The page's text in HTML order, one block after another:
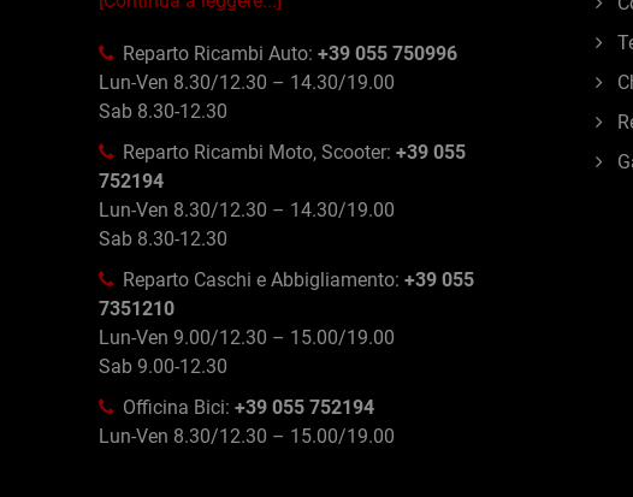
Reparto Ricambi Auto: +39 055 750996
Lun-Ven 8.30/12.30 – 14.30/19.00
Sab 8.30-12.30
Reparto Ricambi Moto, Scooter: +39 055
752194
Lun-Ven 8.30/12.30 – 14.30/19.00
Sab 8.30-12.30
Reparto Caschi e Abbigliamento: +39 055
7351210
Lun-Ven 9.00/12.30 – 15.00/19.00
Sab 9.00-12.30
Officina Bici: +39 055 752194
Lun-Ven 8.30/12.30 – 15.00/19.00